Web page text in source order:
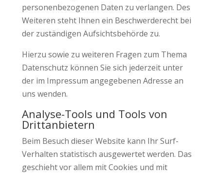
personenbezogenen Daten zu verlangen. Des
Weiteren steht Ihnen ein Beschwerderecht bei
der zuständigen Aufsichtsbehörde zu.
Hierzu sowie zu weiteren Fragen zum Thema
Datenschutz können Sie sich jederzeit unter
der im Impressum angegebenen Adresse an
uns wenden.
Analyse-Tools und Tools von
Drittanbietern
Beim Besuch dieser Website kann Ihr Surf-
Verhalten statistisch ausgewertet werden. Das
geschieht vor allem mit Cookies und mit